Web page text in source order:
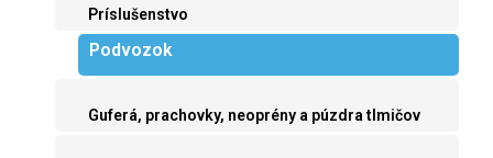
Príslušenstvo
Podvozok
Guferá, prachovky, neoprény a púzdra tlmičov